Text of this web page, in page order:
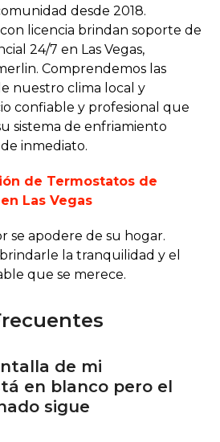
desde 2018.
licencia brindan soporte de
24/7 en Las Vegas,
Comprendemos las
nuestro clima local y
confiable y profesional que
sistema de enfriamiento
inmediato.
de Termostatos de
Las Vegas
se apodere de su hogar.
la tranquilidad y el
que se merece.
de mi
en blanco pero el
sigue